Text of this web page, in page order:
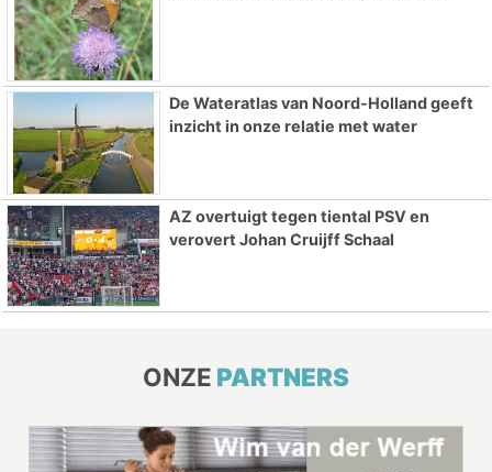
De Wateratlas van Noord-Holland geeft
inzicht in onze relatie met water
AZ overtuigt tegen tiental PSV en
verovert Johan Cruijff Schaal
ONZE PARTNERS